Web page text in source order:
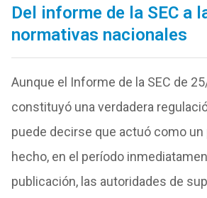
Del informe de la SEC a
normativas nacionales
Aunque el Informe de la SEC de
constituyó una verdadera
puede decirse que actuó como un
hecho, en el período
publicación, las autoridades de